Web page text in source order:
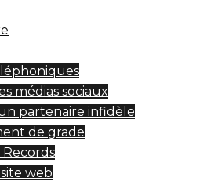
médias sociaux
partenaire infidèle
de grade
web